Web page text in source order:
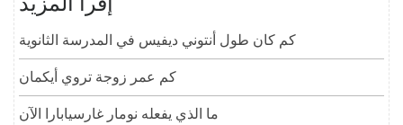
كم كان طول أنتوني ديفيس في المدرسة الثانوية
كم عمر زوجة تروي أيكمان
ما الذي يفعله نومار غارسيابارا الآن